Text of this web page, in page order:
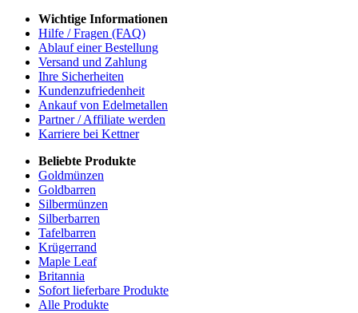
Wichtige Informationen
Hilfe / Fragen (FAQ)
Ablauf einer Bestellung
Versand und Zahlung
Ihre Sicherheiten
Kundenzufriedenheit
Ankauf von Edelmetallen
Partner / Affiliate werden
Karriere bei Kettner
Beliebte Produkte
Goldmünzen
Goldbarren
Silbermünzen
Silberbarren
Tafelbarren
Krügerrand
Maple Leaf
Britannia
Sofort lieferbare Produkte
Alle Produkte